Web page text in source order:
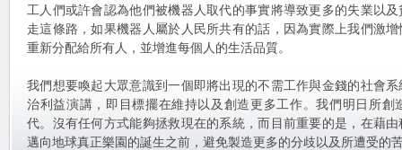
工人們或許會認為他們被機器人取代的事實將導致更多的失業以
走這條路，如果機器人屬於人民所共有的話，因為實際上我們激
重新分配給所有人，並增進每個人的生活品質。
我們想要喚起大眾意識到一個即將出現的不需工作與金錢的社會
治利益演講，即目標擺在維持以及創造更多工作。我們明日所創
代。沒有任何方式能夠拯救現在的系統，而目前重要的是，在藉
邁向地球真正樂園的誕生之前，避免製造更多的分歧以及所遭受的